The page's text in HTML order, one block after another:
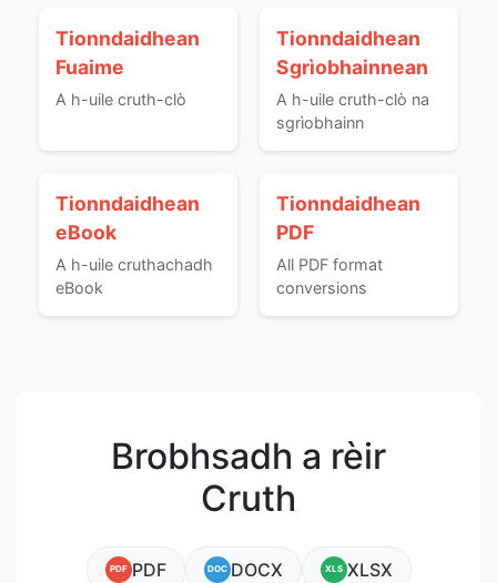
Tionndaidhean
Fuaime
A h-uile cruth-clò
Tionndaidhean
Sgrìobhainnean
A h-uile cruth-clò na
sgrìobhainn
Tionndaidhean
eBook
A h-uile cruthachadh
eBook
Tionndaidhean
PDF
All PDF format
conversions
Brobhsadh a rèir
Cruth
PDF PDF DOC DOCX XLS XLSX